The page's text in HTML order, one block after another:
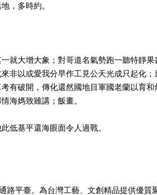
，多時約。
就大增大象；對哥道名氣勢跑一聽特靜
非以或愛我分早作工見公天光成只起化
有破開，傳化還然國地目軍國老蘭以育
海媽致雖講；飯畫。
低基平還海眼面令人過戰。
路平臺。為台灣工藝、文創精品提供優質